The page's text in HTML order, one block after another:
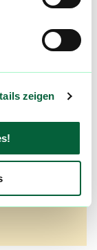
zeigen
über
und